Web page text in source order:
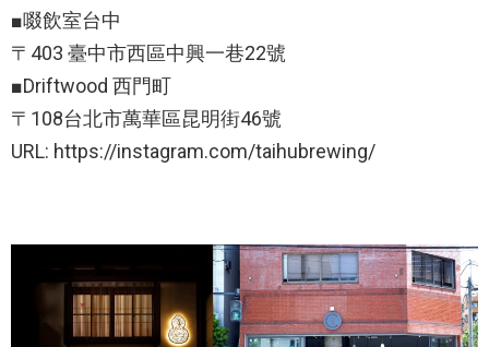
■啜飲室台中
〒403 臺中市西區中興一巷22號
■Driftwood 西門町
〒108台北市萬華區昆明街46號
URL: https://instagram.com/taihubrewing/